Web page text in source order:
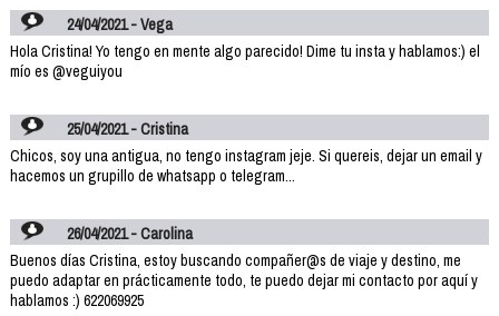
24/04/2021 - Vega
Hola Cristina! Yo tengo en mente algo parecido! Dime tu insta y hablamos:) el
mío es @veguiyou
25/04/2021 - Cristina
Chicos, soy una antigua, no tengo instagram jeje. Si quereis, dejar un email y
hacemos un grupillo de whatsapp o telegram...
26/04/2021 - Carolina
Buenos días Cristina, estoy buscando compañer@s de viaje y destino, me
puedo adaptar en prácticamente todo, te puedo dejar mi contacto por aquí y
hablamos :) 622069925